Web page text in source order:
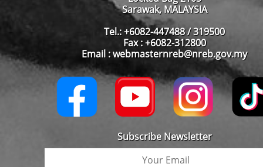
Sarawak, MALAYSIA
Tel.: +6082-447488 / 319500
Fax : +6082-312800
Email : webmasternreb@nreb.gov.my
Subscribe Newsletter